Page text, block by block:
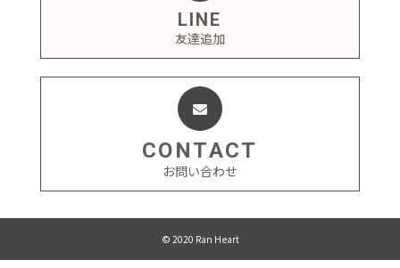
LINE
友達追加
CONTACT
お問い合わせ
© 2020 Ran Heart